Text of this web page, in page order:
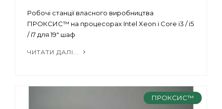
Робочі станції власного виробництва
ПРОКСИС™ на процесорах Intel Xeon і Core i3 / i5
/ i7 для 19" шаф
ЧИТАТИ ДАЛІ...
ПРОКСИС™